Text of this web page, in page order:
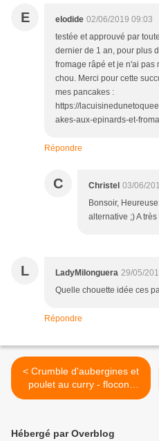
E elodide 02/06/2019 09:03
testée et approuvé par
dernier de 1 an, pour plus
fromage râpé et je n'ai pas
chou. Merci pour cette
mes pancakes :
https://
akes-aux-epinards-et-
Répondre
C Christel 03/06/
Bonsoir,
alternative ;) A très
L LadyMilonguera 29/05/
Quelle chouette idée ces
Répondre
< Crumble d'aubergines et
poulet au curry - flocons
d'avoine/parmesan
Hébergé par Overblog